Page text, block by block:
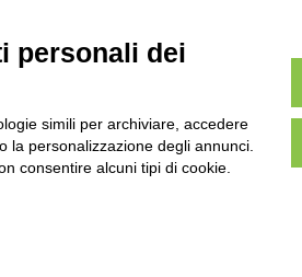
personali dei
simili per archiviare, accedere
la personalizzazione degli annunci.
consentire alcuni tipi di cookie.